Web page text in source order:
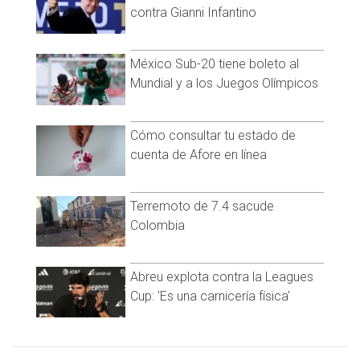
Una publicación compartida por Emily Willis (@emilywillisx3)
fundada por Hugh Hefner y que lleva en el mercado más de
60 años.
contra Gianni Infantino
México Sub-20 tiene boleto al
Mundial y a los Juegos Olímpicos
Cómo consultar tu estado de
cuenta de Afore en línea
Terremoto de 7.4 sacude
Colombia
Abreu explota contra la Leagues
Cup: 'Es una carnicería física'